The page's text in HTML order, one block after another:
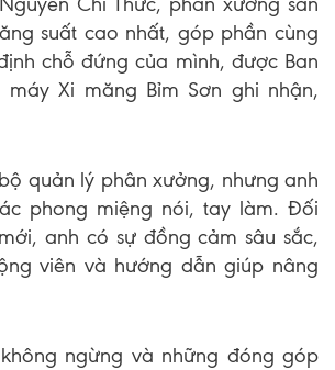
suất cao nhất, góp phần cùng
chỗ đứng của mình, được Ban
Xi măng Bỉm Sơn ghi nhận,
quản lý phân xưởng, nhưng anh
phong miệng nói, tay làm. Đối
anh có sự đồng cảm sâu sắc,
viên và hướng dẫn giúp nâng
ngừng và những đóng góp